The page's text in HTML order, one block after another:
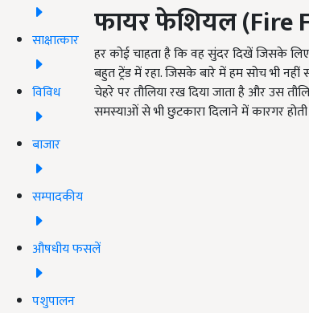
साक्षात्कार
विविध
बाजार
सम्पादकीय
औषधीय फसलें
पशुपालन
फायर फेशियल(Fire
हर कोई चाहता है कि वह सुंदर दिखें जिसके
बहुत ट्रेंड में रहा. जिसके बारे में हम सोच भी
चेहरे पर तौलिया रख दिया जाता है और उस
समस्याओं से भी छुटकारा दिलाने में कारगर